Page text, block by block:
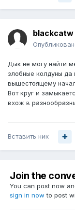
blackcatw
Дык не могу найти
злобные колдуны
вышестоящему
Вот круг и
вхож в
Вставить ник
Join the
You can post now
sign in now to post